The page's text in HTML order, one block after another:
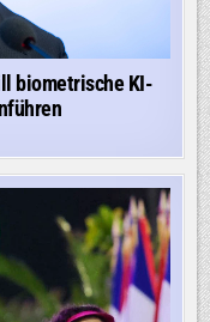
biometrische KI-